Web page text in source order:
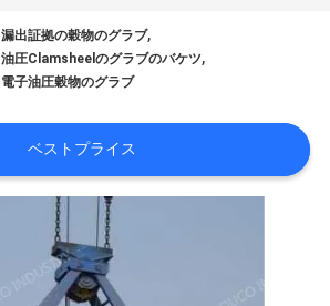
漏出証拠の穀物のグラブ,
油圧Clamsheelのグラブのバケツ,
電子油圧穀物のグラブ
ベストプライス